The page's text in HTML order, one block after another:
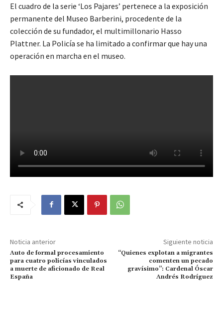
El cuadro de la serie ‘Los Pajares’ pertenece a la exposición
permanente del Museo Barberini, procedente de la
colección de su fundador, el multimillonario Hasso
Plattner. La Policía se ha limitado a confirmar que hay una
operación en marcha en el museo.
Noticia anterior
Auto de formal procesamiento
para cuatro policías vinculados
a muerte de aficionado de Real
España
Siguiente noticia
“Quienes explotan a migrantes
comenten un pecado
gravísimo”: Cardenal Óscar
Andrés Rodríguez